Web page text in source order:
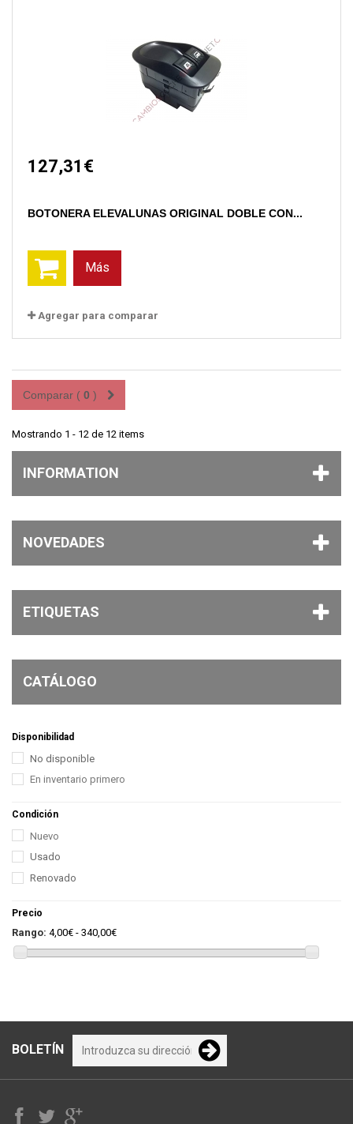
127,31€
BOTONERA ELEVALUNAS ORIGINAL DOBLE CON...
Más
Agregar para comparar
Comparar ( 0 )
Mostrando 1 - 12 de 12 items
INFORMATION
NOVEDADES
ETIQUETAS
CATÁLOGO
Disponibilidad
No disponible
En inventario primero
Condición
Nuevo
Usado
Renovado
Precio
Rango: 4,00€ - 340,00€
BOLETÍN